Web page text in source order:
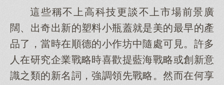
這些稱不上高科技更談不上市場前景廣
闊、出奇出新的塑料小瓶蓋就是美的最早的產
品了，當時在順德的小作坊中隨處可見。許多
人在研究企業戰略時喜歡提藍海戰略或創新意
識之類的新名詞，強調領先戰略。然而在何享